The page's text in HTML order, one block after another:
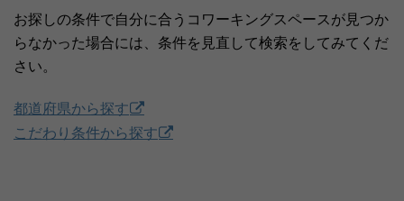
お探しの条件で自分に合うコワーキングスペースが見つか
らなかった場合には、条件を見直して検索をしてみてくだ
さい。
都道府県から探す
こだわり条件から探す